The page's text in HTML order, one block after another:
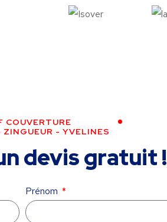
COUVERTURE
ZINGUEUR - YVELINES
devis gratuit !
Prénom